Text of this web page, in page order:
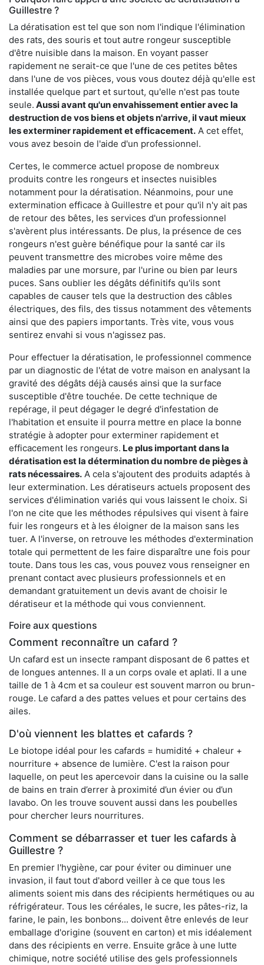
Guillestre ?
La dératisation est tel que son nom l'indique l'élimination
des rats, des souris et tout autre rongeur susceptible
d'être nuisible dans la maison. En voyant passer
rapidement ne serait-ce que l'une de ces petites bêtes
dans l'une de vos pièces, vous vous doutez déjà qu'elle est
installée quelque part et surtout, qu'elle n'est pas toute
seule. Aussi avant qu'un envahissement entier avec la
destruction de vos biens et objets n'arrive, il vaut mieux
les exterminer rapidement et efficacement. A cet effet,
vous avez besoin de l'aide d'un professionnel.
Certes, le commerce actuel propose de nombreux
produits contre les rongeurs et insectes nuisibles
notamment pour la dératisation. Néanmoins, pour une
extermination efficace à Guillestre et pour qu'il n'y ait pas
de retour des bêtes, les services d'un professionnel
s'avèrent plus intéressants. De plus, la présence de ces
rongeurs n'est guère bénéfique pour la santé car ils
peuvent transmettre des microbes voire même des
maladies par une morsure, par l'urine ou bien par leurs
puces. Sans oublier les dégâts définitifs qu'ils sont
capables de causer tels que la destruction des câbles
électriques, des fils, des tissus notamment des vêtements
ainsi que des papiers importants. Très vite, vous vous
sentirez envahi si vous n'agissez pas.
Pour effectuer la dératisation, le professionnel commence
par un diagnostic de l'état de votre maison en analysant la
gravité des dégâts déjà causés ainsi que la surface
susceptible d'être touchée. De cette technique de
repérage, il peut dégager le degré d'infestation de
l'habitation et ensuite il pourra mettre en place la bonne
stratégie à adopter pour exterminer rapidement et
efficacement les rongeurs. Le plus important dans la
dératisation est la détermination du nombre de pièges à
rats nécessaires. A cela s'ajoutent des produits adaptés à
leur extermination. Les dératiseurs actuels proposent des
services d'élimination variés qui vous laissent le choix. Si
l'on ne cite que les méthodes répulsives qui visent à faire
fuir les rongeurs et à les éloigner de la maison sans les
tuer. A l'inverse, on retrouve les méthodes d'extermination
totale qui permettent de les faire disparaître une fois pour
toute. Dans tous les cas, vous pouvez vous renseigner en
prenant contact avec plusieurs professionnels et en
demandant gratuitement un devis avant de choisir le
dératiseur et la méthode qui vous conviennent.
Foire aux questions
Comment reconnaître un cafard ?
Un cafard est un insecte rampant disposant de 6 pattes et
de longues antennes. Il a un corps ovale et aplati. Il a une
taille de 1 à 4cm et sa couleur est souvent marron ou brun-
rouge. Le cafard a des pattes velues et pour certains des
ailes.
D'où viennent les blattes et cafards ?
Le biotope idéal pour les cafards = humidité + chaleur +
nourriture + absence de lumière. C'est la raison pour
laquelle, on peut les apercevoir dans la cuisine ou la salle
de bains en train d’errer à proximité d’un évier ou d’un
lavabo. On les trouve souvent aussi dans les poubelles
pour chercher leurs nourritures.
Comment se débarrasser et tuer les cafards à
Guillestre ?
En premier l'hygiène, car pour éviter ou diminuer une
invasion, il faut tout d'abord veiller à ce que tous les
aliments soient mis dans des récipients hermétiques ou au
réfrigérateur. Tous les céréales, le sucre, les pâtes-riz, la
farine, le pain, les bonbons... doivent être enlevés de leur
emballage d'origine (souvent en carton) et mis idéalement
dans des récipients en verre. Ensuite grâce à une lutte
chimique, notre société utilise des gels professionnels